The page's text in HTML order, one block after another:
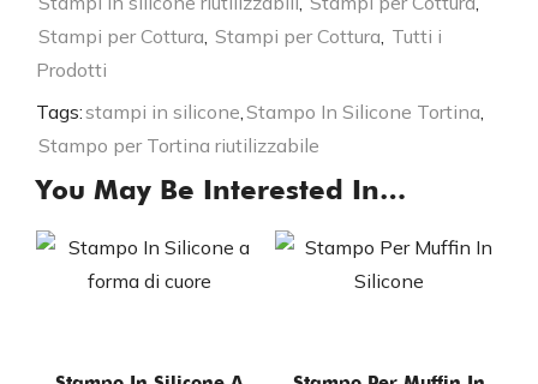
Stampi per Cottura Stampi per Cottura Tutti i
Prodotti
Tags:stampi in silicone Stampo In Silicone Tortina
Stampo per Tortina riutilizzabile
You May Be Interested In…